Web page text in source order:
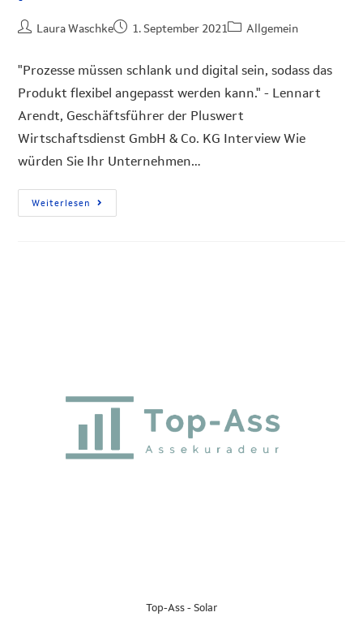
Laura Waschke 1. September 2021 Allgemein
"Prozesse müssen schlank und digital sein, sodass das
Produkt flexibel angepasst werden kann." - Lennart
Arendt, Geschäftsführer der Pluswert
Wirtschaftsdienst GmbH & Co. KG Interview Wie
würden Sie Ihr Unternehmen…
Weiterlesen
Top-Ass - Solar